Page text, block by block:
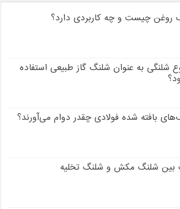
روغن چیست و چه کاربردی دارد؟
شلنگی به عنوان شلنگ گاز طبیعی استفاده
بافته شده فولادی چقدر دوام می‌آورند؟
بین شلنگ مکش و شلنگ تخلیه